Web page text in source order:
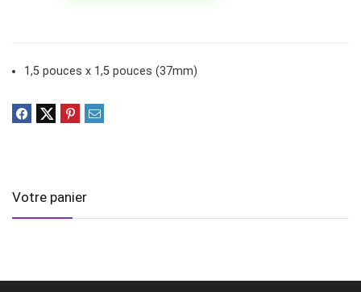
1,5 pouces x 1,5 pouces (37mm)
Votre panier